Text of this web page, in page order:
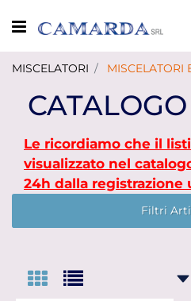
Open menu
MISCELATORI MISCELATORI
Le ricordiamo che il
visualizzato nel
24h dalla registrazione
Filtri